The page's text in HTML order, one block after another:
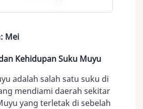
Mei
Kehidupan Suku Muyu
adalah salah satu suku di
mendiami daerah sekitar
yang terletak di sebelah